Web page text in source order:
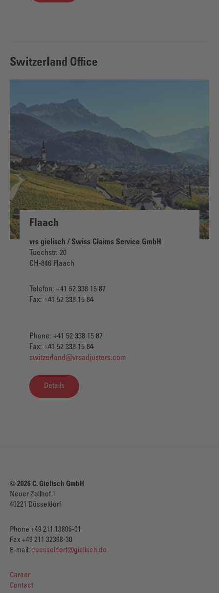
Switzerland Office
Flaach
vrs gielisch / Swiss Claims Service GmbH
Tuechstr. 20
CH-846 Flaach
Telefon: +41 52 338 15 87
Fax: +41 52 338 15 84
Phone: +41 52 338 15 87
Fax: +41 52 338 15 84
switzerland@vrsadjusters.com
Details
© 2026 C. Gielisch GmbH
Neuer Zollhof 1
40221 Düsseldorf
Phone +49 211 13806-01
Fax +49 211 32368-30
E-mail: duesseldorf@gielisch.de
Career
Contact